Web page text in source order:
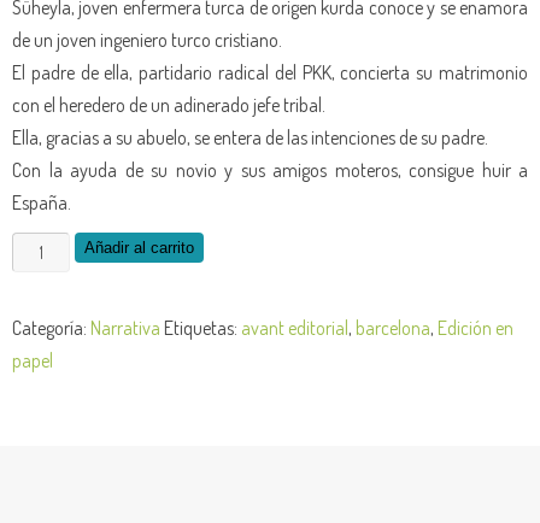
Süheyla, joven enfermera turca de origen kurda conoce y se enamora
de un joven ingeniero turco cristiano.
El padre de ella, partidario radical del PKK, concierta su matrimonio
con el heredero de un adinerado jefe tribal.
Ella, gracias a su abuelo, se entera de las intenciones de su padre.
Con la ayuda de su novio y sus amigos moteros, consigue huir a
España.
edición
de
Añadir al carrito
Categoría: Narrativa Etiquetas: avant editorial, barcelona, Edición en
papel